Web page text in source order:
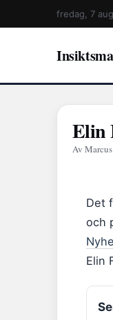
fredag, 7
Elin
Av
Det
och
Elin